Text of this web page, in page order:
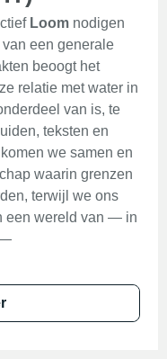
Loom nodigen
een generale
beoogt het
relatie met water in
van is, te
teksten en
we samen en
waarin grenzen
terwijl we ons
een wereld van — in
—